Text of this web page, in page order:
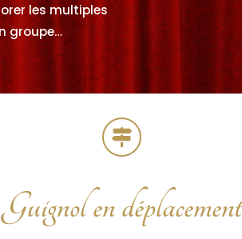
les multiples
groupe…
Guignol en déplacement